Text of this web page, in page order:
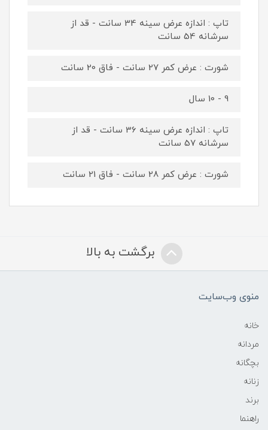
تاپ : اندازه عرض سینه 34 سانت - قد از
سرشانه 54 سانت
شورت : عرض کمر 27 سانت - فاق 20 سانت
9 - 10 سال
تاپ : اندازه عرض سینه 36 سانت - قد از
سرشانه 57 سانت
شورت : عرض کمر 28 سانت - فاق 21 سانت
برگشت به بالا
منوی وب‌سایت
خانه
مردانه
بچگانه
زنانه
برند
راهنما